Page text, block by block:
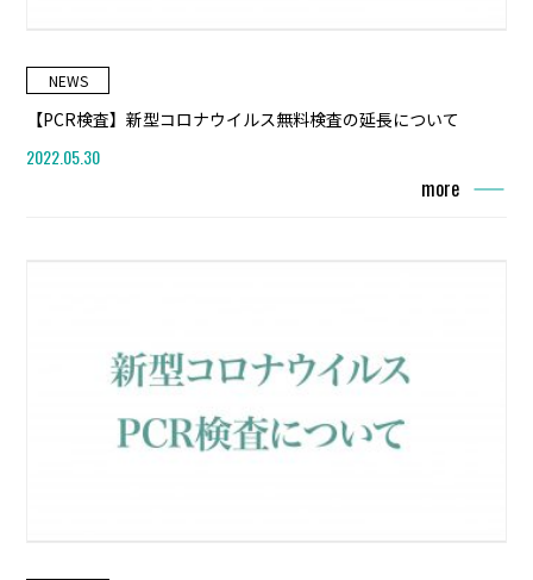
NEWS
【PCR検査】新型コロナウイルス無料検査の延長について
2022.05.30
more